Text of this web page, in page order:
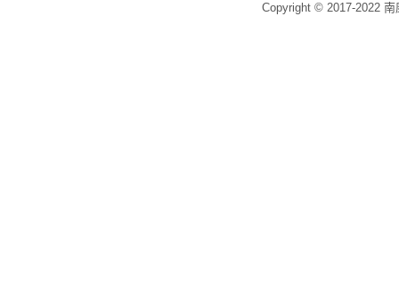
Copyright © 2017-2022